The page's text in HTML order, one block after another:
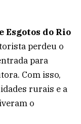
Esgotos do Rio
perdeu o
para
Com isso,
rurais e a
o